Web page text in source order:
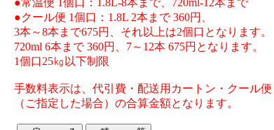
●常温便 1個口：1.8L-8本まで、720ml-12本まで
●クール便 1個口：1.8L 2本まで 360円、
3本～8本まで675円、それ以上は2個口となります。
720ml 6本まで 360円、7～12本 675円となります。
1個口25㎏以下制限
手数料表示は、代引費・配送用カートン・クール便
（ご指定した場合）の合算金額となります。